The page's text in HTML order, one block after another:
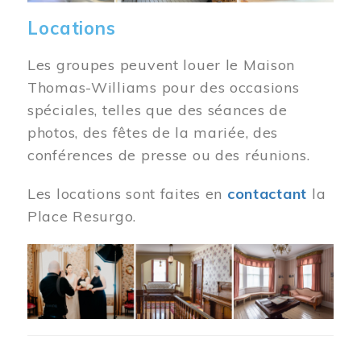
Locations
Les groupes peuvent louer le Maison
Thomas-Williams pour des occasions
spéciales, telles que des séances de
photos, des fêtes de la mariée, des
conférences de presse ou des réunions.
Les locations sont faites en contactant la
Place Resurgo.
Image